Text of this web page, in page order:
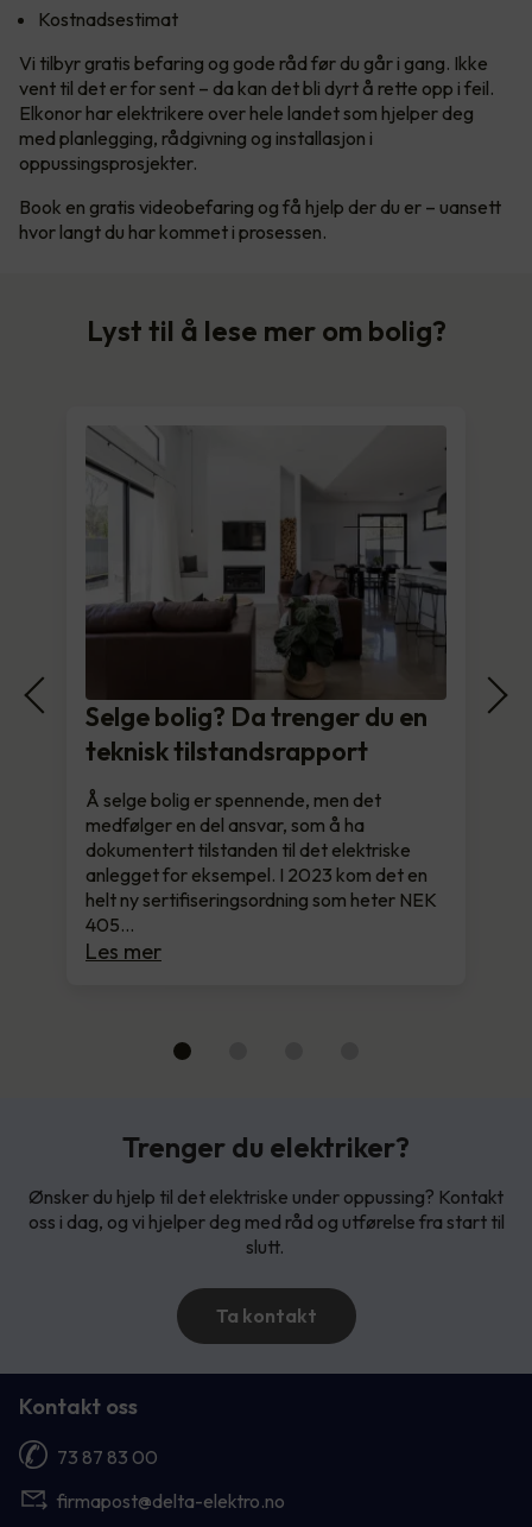
Kostnadsestimat
Vi tilbyr gratis befaring og gode råd før du går i gang. Ikke
vent til det er for sent – da kan det bli dyrt å rette opp i feil.
Elkonor har elektrikere over hele landet som hjelper deg
med planlegging, rådgivning og installasjon i
oppussingsprosjekter.
Book en gratis videobefaring og få hjelp der du er – uansett
hvor langt du har kommet i prosessen.
Lyst til å lese mer om bolig?
Selge bolig? Da trenger du en
teknisk tilstandsrapport
Å selge bolig er spennende, men det
medfølger en del ansvar, som å ha
dokumentert tilstanden til det elektriske
anlegget for eksempel. I 2023 kom det en
helt ny sertifiseringsordning som heter NEK
405…
Les mer
Trenger du elektriker?
Ønsker du hjelp til det elektriske under oppussing? Kontakt
oss i dag, og vi hjelper deg med råd og utførelse fra start til
slutt.
Ta kontakt
Kontakt oss
73 87 83 00
firmapost@delta-elektro.no